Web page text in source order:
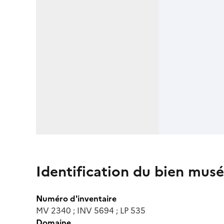
Identification du bien
Numéro d'inventaire
MV 2340 ; INV 5694 ; LP 535